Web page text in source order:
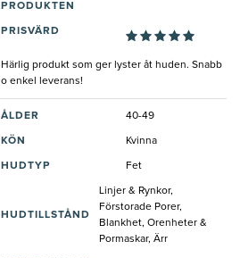
PRODUKTEN
PRISVÄRD
Härlig produkt som ger lyster åt huden. Snabb
o enkel leverans!
ÅLDER 40-49
KÖN Kvinna
HUDTYP Fet
HUDTILLSTÅND
Linjer & Rynkor,
Förstorade Porer,
Blankhet, Orenheter &
Pormaskar, Ärr